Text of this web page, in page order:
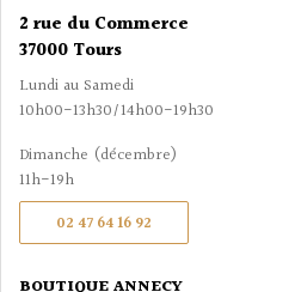
2 rue du Commerce
37000 Tours
Lundi au Samedi
10h00-13h30/14h00-19h30
Dimanche (décembre)
11h-19h
02 47 64 16 92